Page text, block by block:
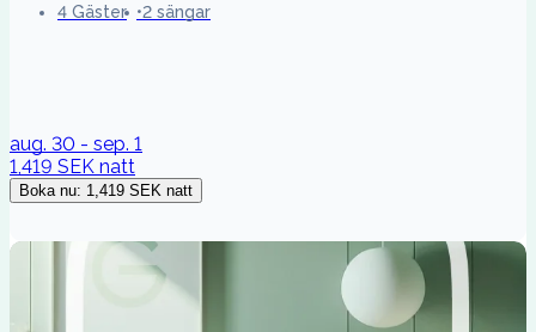
4 Gäster 2 sängar
aug. 30 - sep. 1
1,419 SEK natt
Boka nu: 1,419 SEK natt